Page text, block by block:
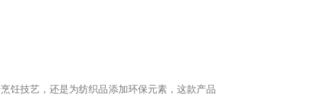
饪技艺，还是为纺织品添加环保元素，这款产品